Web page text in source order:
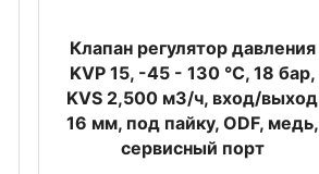
Клапан регулятор давления
KVP 15, -45 - 130 °C, 18 бар,
KVS 2,500 м3/ч, вход/выход
16 мм, под пайку, ODF, медь,
сервисный порт